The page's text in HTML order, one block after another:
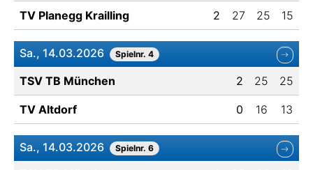
TV Planegg Krailling 2 27 25 15
Sa., 14.03.2026 Spielnr. 4
TSV TB München 2 25 25
TV Altdorf 0 16 13
Sa., 14.03.2026 Spielnr. 6